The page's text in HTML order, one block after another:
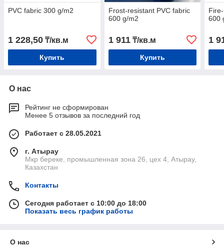
PVC fabric 300 g/m2
1 228,50 ₸/кв.м
Купить
Frost-resistant PVC fabric
600 g/m2
1 911₸/кв.м
Купить
600
1
О нас
Рейтинг не сформирован
Менее 5 отзывов за последний год
Работает с 28.05.2021
г. Атырау
Мкр береке, промышленная зона 26, цех 4, Атырау,
Казахстан
Контакты
Сегодня работает с 10:00 до 18:00
Показать весь график работы
О нас